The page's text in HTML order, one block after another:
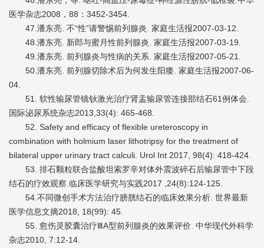
医学杂志2008，88：3452-3454.
47.潘东亮. 不“性”请警惕前列腺炎. 家庭生活报2007-03-12.
48.潘东亮. 新郎与蜜月性前列腺炎. 家庭生活报2007-03-19.
49.潘东亮. 前列腺炎与性病的关系. 家庭生活报2007-05-21.
50.潘东亮. 前列腺切除术后为何发生阳痿. 家庭生活报2007-06-
04.
51. 软性输尿管镜钬激光治疗肾盂输尿管连接部结石61例体会.
国际泌尿系统杂志2013,33(4): 465-468.
52. Safety and efficacy of flexible ureteroscopy in
combination with holmium laser lithotripsy for the treatment of
bilateral upper urinary tract calculi. Urol Int 2017, 98(4): 418-424.
53. 排石颗粒联合盐酸坦索罗辛对体外震波碎石后输尿管中下段
结石的疗效观察.临床医学研究与实践2017 ,24(8):124-125.
54.不同微创手术方法治疗膀胱结石的临床效果分析. 世界最新
医学信息文摘2018, 18(99): 45.
55. 愈伤灵胶囊治疗ⅢA型前列腺炎的效果评价. 中华现代外科学
杂志2010, 7:12-14.